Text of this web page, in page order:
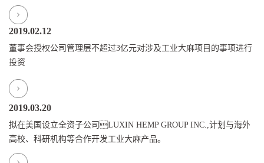
2019.02.12
董事会授权公司管理层不超过3亿元对涉及工业大麻项目的事项进行
投资
2019.03.20
拟在美国设立全资子公司LUXIN HEMP GROUP INC.,计划与海外
高校、科研机构等合作开发工业大麻产品。